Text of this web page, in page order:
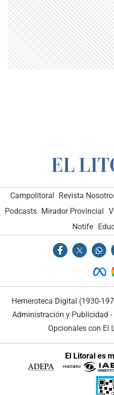
Campolitoral Revista
Podcasts Mirador Provincial
Notife
Hemeroteca Digital (1930-
Administración y Publicidad -
Opcionales con El
El Litoral es